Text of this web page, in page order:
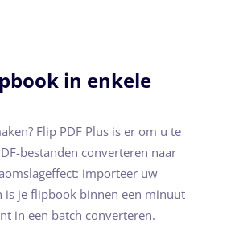
in enkele
Flip PDF Plus is er om u te
bestanden converteren naar
importeer uw
is je flipbook binnen een minuut
in een batch converteren.